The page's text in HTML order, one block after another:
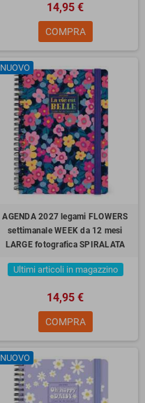
14,95 €
COMPRA
NUOVO
AGENDA 2027 legami FLOWERS
settimanale WEEK da 12 mesi
LARGE fotografica SPIRALATA
Ultimi articoli in magazzino
14,95 €
COMPRA
NUOVO